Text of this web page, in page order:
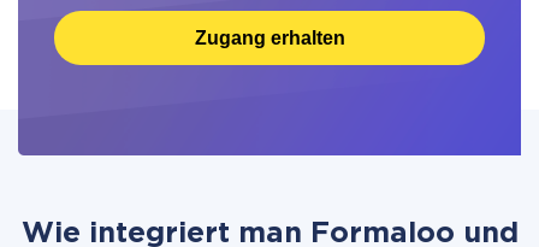
Zugang erhalten
Wie integriert man Formaloo und